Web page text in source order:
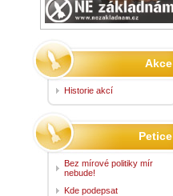
Akce
Historie akcí
Petice
Bez mírové politiky mír
nebude!
Kde podepsat